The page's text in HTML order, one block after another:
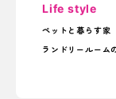
Life style
ペットと暮らす家
ランドリールーム